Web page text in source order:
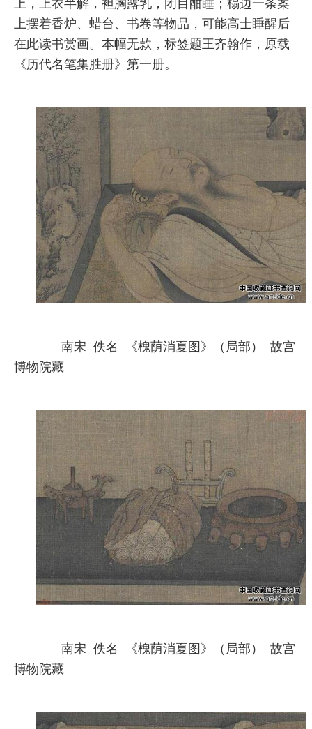
上摆着香炉、蜡台、书卷等物品，可能高士睡醒后
在此读书赏画。本幅无款，标签题王齐翰作，原载
《历代名笔集胜册》第一册。
南宋 佚名 《槐荫消夏图》（局部） 故宫
博物院藏
南宋 佚名 《槐荫消夏图》（局部） 故宫
博物院藏